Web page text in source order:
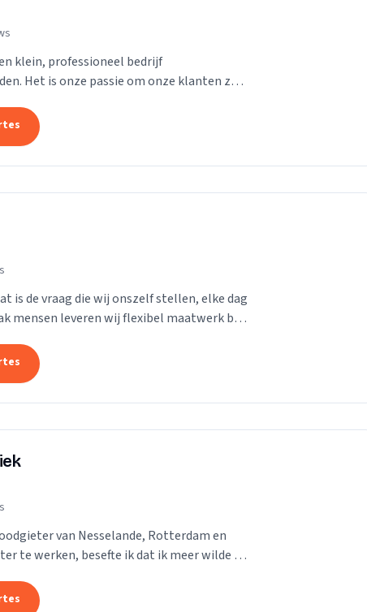
klein, professioneel bedrijf
Het is onze passie om onze klanten zo
is de vraag die wij onszelf stellen, elke dag
mensen leveren wij flexibel maatwerk bij
van Nesselande, Rotterdam en
te werken, besefte ik dat ik meer wilde en